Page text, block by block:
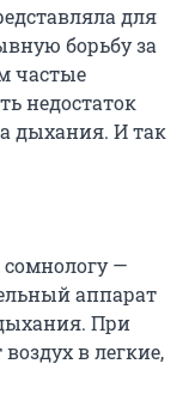
для
борьбу за
частые
недостаток
дыхания. И так
—
аппарат
При
в легкие,